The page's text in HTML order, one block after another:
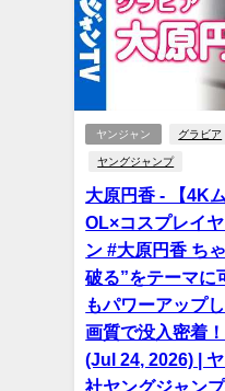
ヤンジャン グラビア
ヤングジャンプ
大原円香 - 【4K
OL×コスプレイ
ン #大原円香 ち
破る”をテーマに
もパワーアップ
画質で没入密着
(Jul 24, 2026) |
社ヤングジャン